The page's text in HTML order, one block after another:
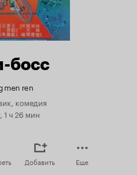
босс
men ren
комедия
1 ч 26 мин
Добавить Еще